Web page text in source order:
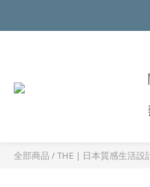
全部商品 /THE | 日本質感生活設